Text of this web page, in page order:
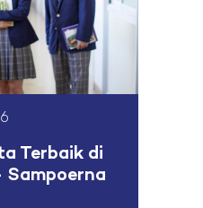
Terbaik di
Sampoerna